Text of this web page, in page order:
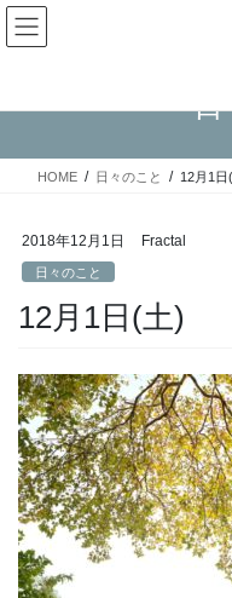
コ
ン
ツ
ス
ナ
ビ
シ
ン
日
HOME 日々のこと 12月1日
2018年12月1日 Fractal
日々のこと
12月1日(土)